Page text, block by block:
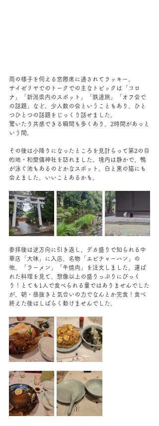
雨の様子を伺える窓際席に通されてラッキー。
サイゼリヤでのトークでの主なトピックは「コロ
ナ」「新潟県内のスポット」「鉄道旅」「オフ会で
の話題」など。少人数の会ということもあり、ひと
つひとつの話題をじっくり話せました。
驚いたり共感できる瞬間も多くあり、2時間があっと
いう間。
その後は小降りになったところを見計らって第2の目
的地・和樂備神社を訪れました。境内は静かで、鴨
が泳ぐ池もあるのどかなスポット。白と黒の猫にも
会えました。いいことあるかも。
参拝後は逆方向に引き返し、デカ盛りで知られる中
華店「大味」に入店。名物「エビチャーハン」の
他、「ラーメン」「牛焼肉」を注文しました。運ば
れた料理を見て、想像以上の盛りっぷりにびっく
り！とても1人で食べられる量ではありませんでした
が、朝・昼抜きと気合いの力でなんとか完食！食べ
終えた後はしばらく動けませんでした。